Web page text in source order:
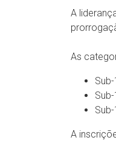
A
As
A